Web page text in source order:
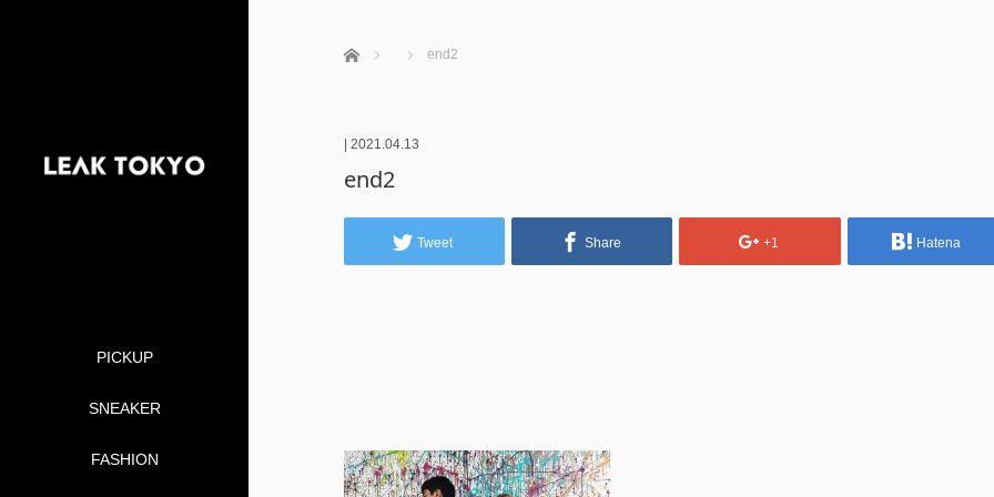
PICKUP
SNEAKER
FASHION
ホーム end2
2021.04.13
end2
Tweet Share +1 Hatena